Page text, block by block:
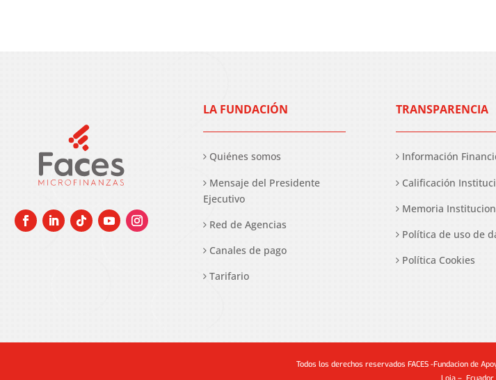
LA FUNDACIÓN
Quiénes somos
Mensaje del Presidente
Ejecutivo
Red de Agencias
Canales de pago
Tarifario
TRANSPARENCIA
Información
Calificación
Memoria
Política de uso de
Política Cookies
Todos los derechos reservados FACES -Fundacion de